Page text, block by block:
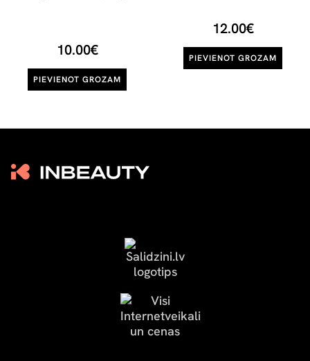
10.00€
PIEVIENOT GROZAM
12.00€
PIEVIENOT GROZAM